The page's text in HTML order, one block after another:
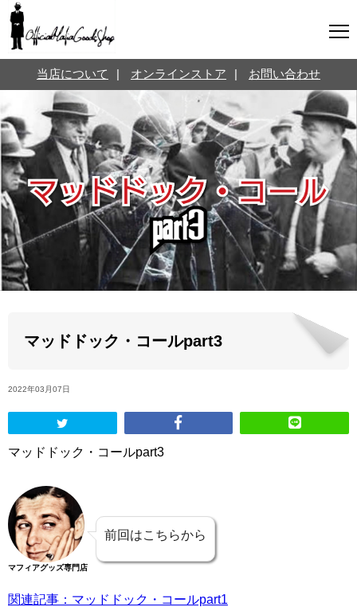
Twitterはこちら @jpmeyerlanskytm
カテゴリ
お知らせ マフィアの小話
三分で学ぶマフィア暗黒史 名言・悩み相談
時事ニュース 書籍紹介
ABOUT US
当店の紹介
お問い合わせ
当店について オンラインストア お問い合わせ
マッドドック・コールpart3
2022年03月07日
マッドドック・コールpart3
マフィアグッズ専門店
前回はこちらから
関連記事：マッドドック・コールpart1
オンラインストア
お問い合わせ
言葉のお医者さん